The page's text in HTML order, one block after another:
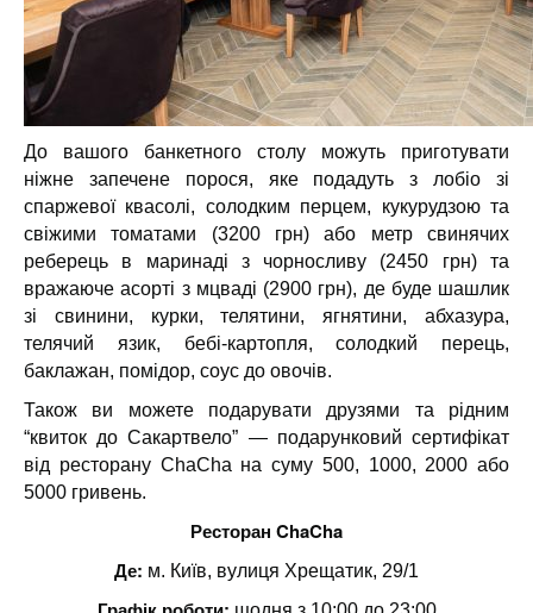
До вашого банкетного столу можуть приготувати
ніжне запечене порося, яке подадуть з лобіо зі
спаржевої квасолі, солодким перцем, кукурудзою та
свіжими томатами (3200 грн) або метр свинячих
реберець в маринаді з чорносливу (2450 грн) та
вражаюче асорті з мцваді (2900 грн), де буде шашлик
зі свинини, курки, телятини, ягнятини, абхазура,
телячий язик, бебі-картопля, солодкий перець,
баклажан, помідор, соус до овочів.
Також ви можете подарувати друзями та рідним
“квиток до Сакартвело” — подарунковий сертифікат
від ресторану ChaCha на суму 500, 1000, 2000 або
5000 гривень.
Ресторан ChaCha
Де: м. Київ, вулиця Хрещатик, 29/1